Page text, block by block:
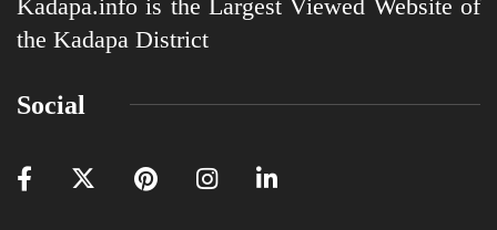
Kadapa.info is the Largest Viewed Website of
the Kadapa District
Social